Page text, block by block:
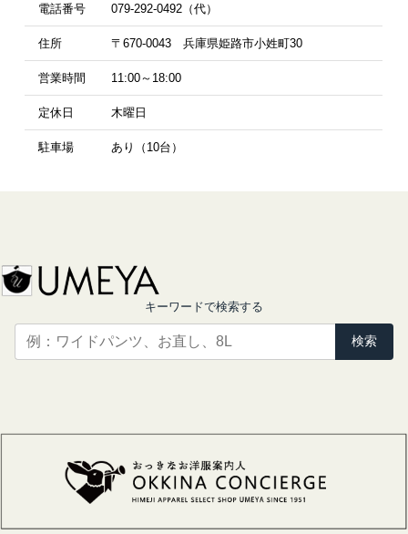
電話番号 079-292-0492（代）
住所 〒670-0043 兵庫県姫路市小姓町30
営業時間 11:00～18:00
定休日 木曜日
駐車場 あり（10台）
キーワードで検索する
検索